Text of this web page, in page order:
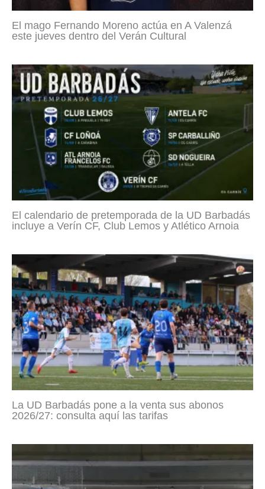
El mago Fernando Moreno actúa en A Valenzá
este jueves dentro del Verán Cultural
El calendario de pretemporada de la UD Barbadás
incluye a Verín CF, Club Lemos y Atlético Arnoia
La UD Barbadás pone a la venta sus abonos
2026/27: consulta aquí las tarifas